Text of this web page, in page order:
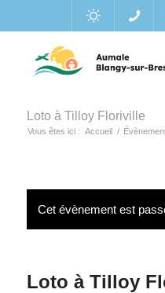
Loto à Tilloy Floriville
Vous êtes ici : Accueil /
Cet évènement est
Loto à Tilloy